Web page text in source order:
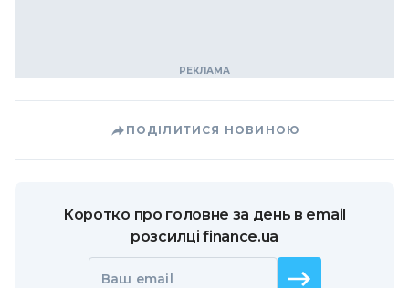
ПОДІЛИТИСЯ НОВИНОЮ
Коротко про головне за день в email
розсилці finance.ua
Ваш email